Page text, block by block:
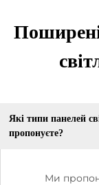
Які типи панелей
пропонуєте?
Ми